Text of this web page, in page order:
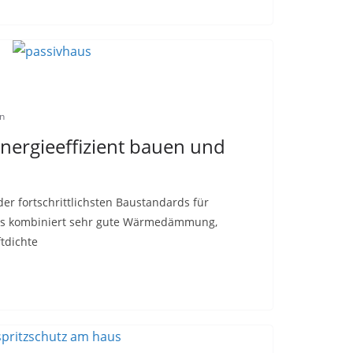
bauen und
fortschrittlichsten Baustandards für
kombiniert sehr gute Wärmedämmung,